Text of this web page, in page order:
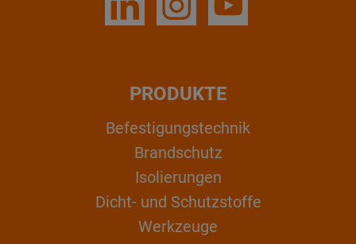
PRODUKTE
Befestigungstechnik
Brandschutz
Isolierungen
Dicht- und Schutzstoffe
Werkzeuge